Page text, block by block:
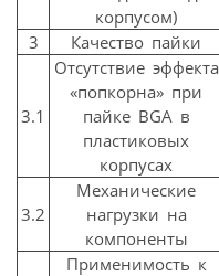
корпусом)
3 Качество пайки
3.1
Отсутствие эффекта
«попкорна» при
пайке BGA в
пластиковых
корпусах
3.2
Механические
нагрузки на
компоненты
Применимость к